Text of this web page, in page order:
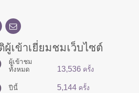
ผู้เข้าเยี่ยมชมเว็บไซต์
ผู้เข้าชม
ทั้งหมด
13,536 ครั้ง
ปีนี้ 5,144 ครั้ง